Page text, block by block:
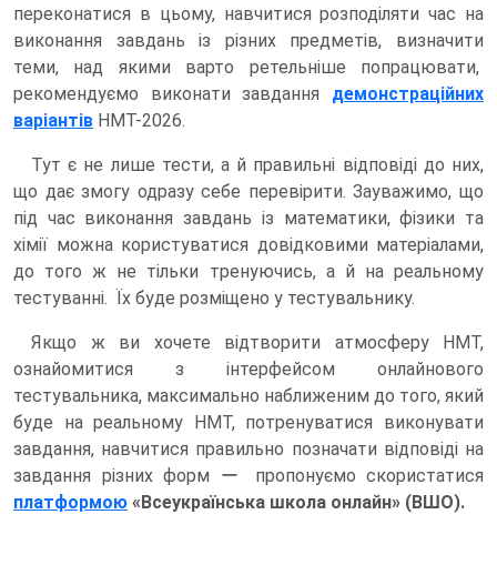
переконатися в цьому, навчитися розподіляти час на
виконання завдань із різних предметів, визначити
теми, над якими варто ретельніше попрацювати,
рекомендуємо виконати завдання демонстраційних
варіантів НМТ-2026.
Тут є не лише тести, а й правильні відповіді до них,
що дає змогу одразу себе перевірити. Зауважимо, що
під час виконання завдань із математики, фізики та
хімії можна користуватися довідковими матеріалами,
до того ж не тільки тренуючись, а й на реальному
тестуванні. Їх буде розміщено у тестувальнику.
Якщо ж ви хочете відтворити атмосферу НМТ,
ознайомитися з інтерфейсом онлайнового
тестувальника, максимально наближеним до того, який
буде на реальному НМТ, потренуватися виконувати
завдання, навчитися правильно позначати відповіді на
завдання різних форм ー пропонуємо скористатися
платформою «Всеукраїнська школа онлайн» (ВШО).